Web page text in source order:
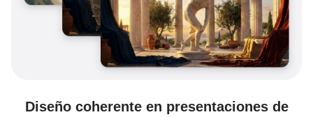
Diseño coherente en presentaciones de